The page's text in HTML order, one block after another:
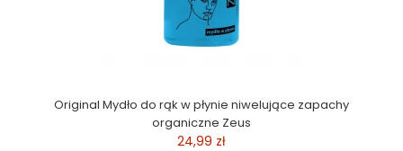
Original Mydło do rąk w płynie niwelujące zapachy
organiczne Zeus
24,99 zł